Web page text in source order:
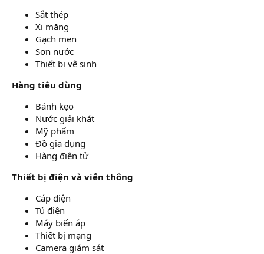
Sắt thép
Xi măng
Gạch men
Sơn nước
Thiết bị vệ sinh
Hàng tiêu dùng
Bánh kẹo
Nước giải khát
Mỹ phẩm
Đồ gia dụng
Hàng điện tử
Thiết bị điện và viễn thông
Cáp điện
Tủ điện
Máy biến áp
Thiết bị mạng
Camera giám sát